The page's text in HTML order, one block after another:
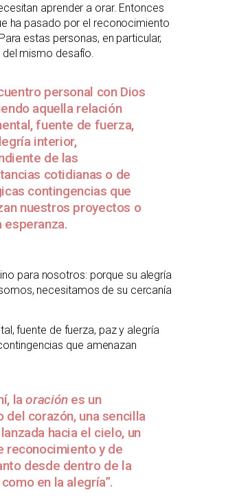
aprender a orar. Entonces
ha pasado por el reconocimiento
estas personas, en particular,
mismo desafío.
personal con Dios
aquella relación
fuente de fuerza,
interior,
de las
cotidianas o de
contingencias que
nuestros proyectos o
esperanza.
para nosotros: porque su alegría
necesitamos de su cercanía
fuente de fuerza, paz y alegría
que amenazan
laoraciónes un
del corazón, una sencilla
hacia el cielo, un
reconocimiento y de
desde dentro de la
en la alegría”.